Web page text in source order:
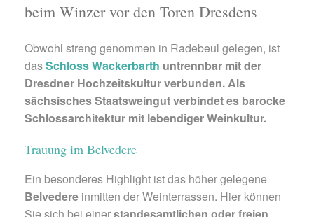
beim Winzer vor den Toren Dresdens
Obwohl streng genommen in Radebeul gelegen, ist
dasSchloss Wackerbarth untrennbar mit der
Dresdner Hochzeitskultur verbunden. Als
sächsisches Staatsweingut verbindet es barocke
Schlossarchitektur mit lebendiger Weinkultur.
Trauung im Belvedere
Ein besonderes Highlight ist das höher gelegene
Belvedere inmitten der Weinterrassen. Hier können